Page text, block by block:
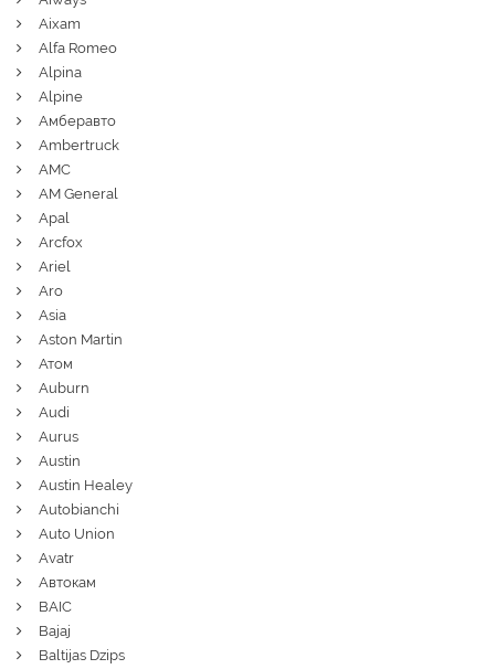
Aixam
Alfa Romeo
Alpina
Alpine
Амберавто
Ambertruck
AMC
AM General
Apal
Arcfox
Ariel
Aro
Asia
Aston Martin
Атом
Auburn
Audi
Aurus
Austin
Austin Healey
Autobianchi
Auto Union
Avatr
Автокам
BAIC
Bajaj
Baltijas Dzips